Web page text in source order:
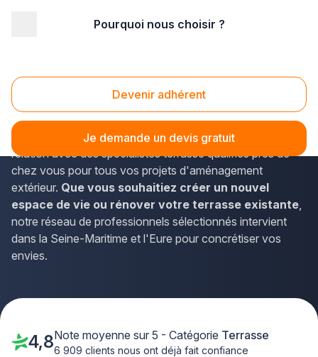
Pourquoi nous choisir ?
Devenir adhérent
Je demande un devis gratuit
Terrasse Haute Normandie
Vous envisagez d'aménager uneterrasse en Haute-
? La solution Plus que pro vous met en
relation avec des spécialistes terrasse qualifiés près de
chez vous pour tous vos projets d'aménagement
extérieur. Que vous souhaitiez créer un nouvel
espace de vie ou rénover votre terrasse existante,
notre réseau de professionnels sélectionnés intervient
dans la Seine-Maritime et l'Eure pour concrétiser vos
envies.
4,8Note moyenne sur 5 - Catégorie Terrasse
6 909 clients nous ont déjà fait confiance